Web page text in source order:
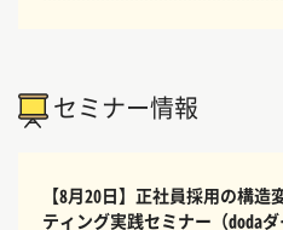
セミナー情報
【8月20日】正社員採用の構
ティング実践セミナー（dodaダ